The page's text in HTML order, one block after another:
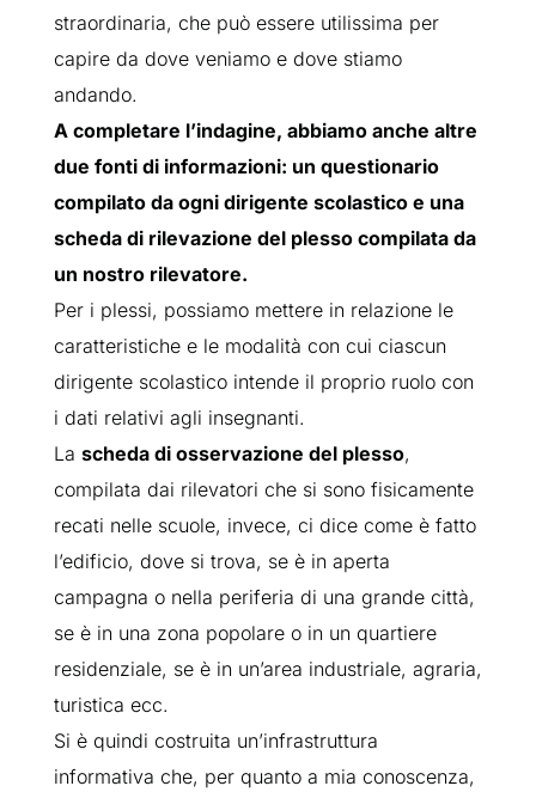
straordinaria, che può essere utilissima per
capire da dove veniamo e dove stiamo
andando.
A completare l’indagine, abbiamo anche altre
due fonti di informazioni: un questionario
compilato da ogni dirigente scolastico e una
scheda di rilevazione del plesso compilata da
un nostro rilevatore.
Per i plessi, possiamo mettere in relazione le
caratteristiche e le modalità con cui ciascun
dirigente scolastico intende il proprio ruolo con
i dati relativi agli insegnanti.
La scheda di osservazione del plesso,
compilata dai rilevatori che si sono fisicamente
recati nelle scuole, invece, ci dice come è fatto
l’edificio, dove si trova, se è in aperta
campagna o nella periferia di una grande città,
se è in una zona popolare o in un quartiere
residenziale, se è in un’area industriale, agraria,
turistica ecc.
Si è quindi costruita un’infrastruttura
informativa che, per quanto a mia conoscenza,